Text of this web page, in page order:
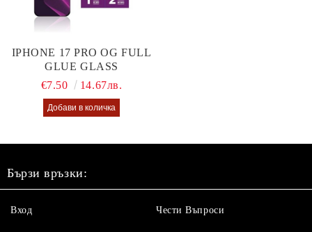
IPHONE 17 PRO OG FULL
GLUE GLASS
€7.50
14.67лв.
Бързи връзки:
Вход Чести Въпроси